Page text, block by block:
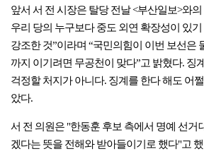
앞서 서 전 시장은 탈당 전날 <부산일보>와
우리 당의 누구보다 중도 외연 확장성이 있
강조한 것”이라며 “국민의힘이 이번 보선은
까지 이기려면 무공천이 맞다”고 밝혔다. 징
걱정할 처지가 아니다. 징계를 한다 해도 어
았다.
서 전 의원은 "한동훈 후보 측에서 명예 선거
겠다는 뜻을 전해와 받아들이기로 했다"고